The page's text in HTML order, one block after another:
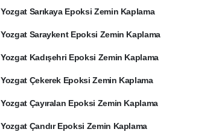
Yozgat Sarıkaya Epoksi Zemin Kaplama
Yozgat Saraykent Epoksi Zemin Kaplama
Yozgat Kadışehri Epoksi Zemin Kaplama
Yozgat Çekerek Epoksi Zemin Kaplama
Yozgat Çayıralan Epoksi Zemin Kaplama
Yozgat Çandır Epoksi Zemin Kaplama